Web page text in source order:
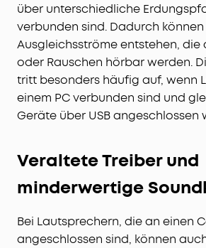
über unterschiedliche
verbunden sind. Dadurch können
Ausgleichsströme entstehen, die
oder Rauschen hörbar werden.
tritt besonders häufig auf, wenn
einem PC verbunden sind und
Geräte über USB angeschlossen
Veraltete Treiber und
minderwertige
Bei Lautsprechern, die an einen
angeschlossen sind, können